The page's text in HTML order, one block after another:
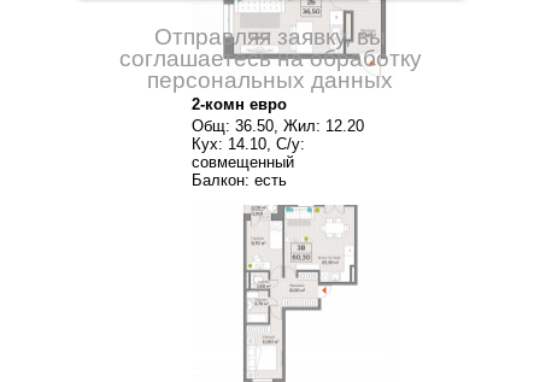
2-комн евро
Общ: 36.50, Жил: 12.20
Кух: 14.10, С/у:
совмещенный
Балкон: есть
Отправляя заявку, вы
соглашаетесь на обработку
персональных данных